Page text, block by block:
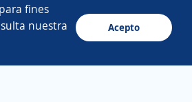
fines
nuestra
Acepto